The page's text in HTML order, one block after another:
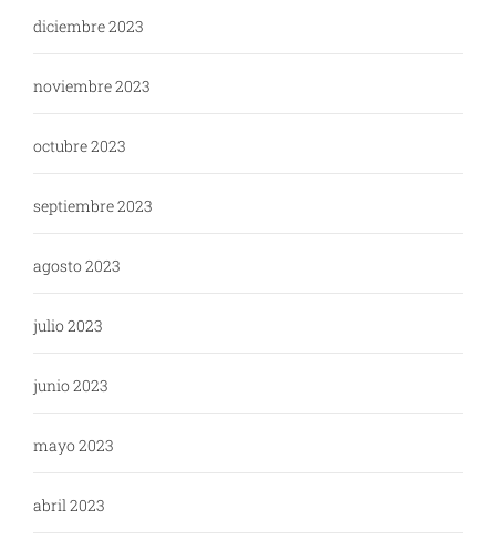
diciembre 2023
noviembre 2023
octubre 2023
septiembre 2023
agosto 2023
julio 2023
junio 2023
mayo 2023
abril 2023